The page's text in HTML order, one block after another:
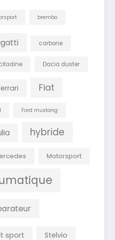
brembo
carbone
Dacia duster
Fiat
Ford mustang
hybride
Motorsport
sport Stelvio